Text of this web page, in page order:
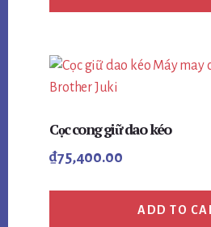
Cọc cong giữ dao kéo
₫75,400.00
ADD TO